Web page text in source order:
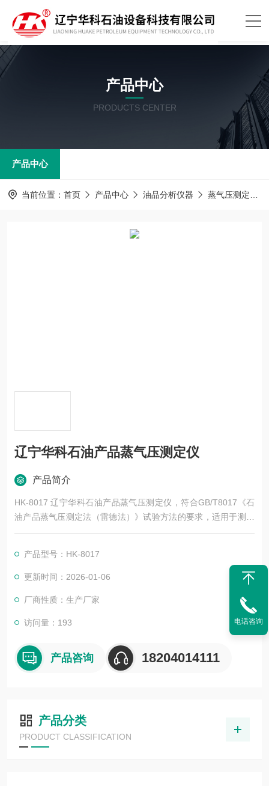
产品中心
PRODUCTS CENTER
产品中心
当前位置： 首页 产品中心 油品分析仪器 蒸气压测定器
辽宁华科石油产品蒸气压测定仪
产品简介
HK-8017 辽宁华科石油产品蒸气压测定仪，符合GB/T8017《石
油产品蒸气压测定法（雷德法）》试验方法的要求，适用于测定
汽油，易挥发性原油及其他易挥发性石油产品的蒸气压。
产品型号：HK-8017
更新时间：2026-01-06
厂商性质：生产厂家
访问量：193
产品咨询 18204014111
产品分类
PRODUCT CLASSIFICATION
电话咨询